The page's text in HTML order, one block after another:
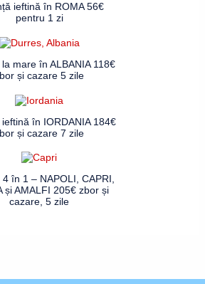
ieftină în ROMA 56€
pentru 1 zi
mare în ALBANIA 118€
și cazare 5 zile
în IORDANIA 184€
și cazare 7 zile
4 în 1 – NAPOLI, CAPRI,
și AMALFI 205€ zbor și
cazare, 5 zile